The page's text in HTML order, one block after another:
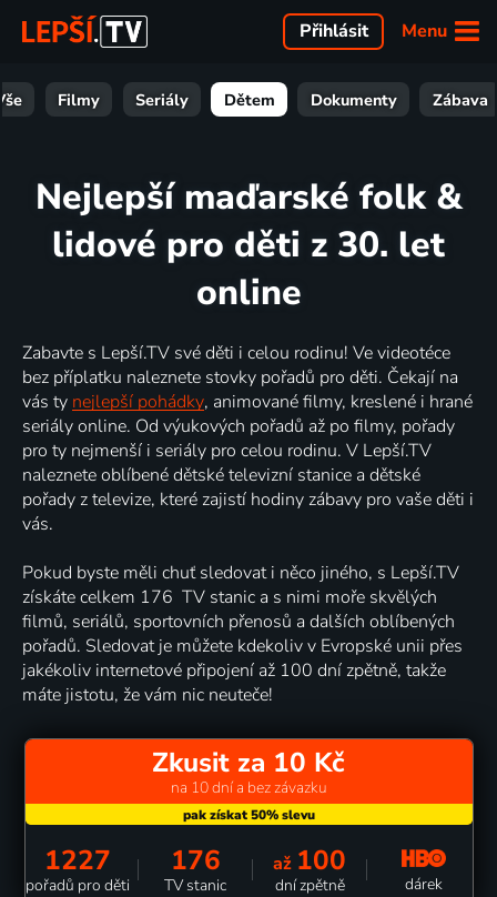
Menu
Přihlásit
Filmy Seriály Dětem Dokumenty Zábava
Nejlepší maďarské folk &
lidové pro děti z 30. let
online
Zabavte s Lepší.TV své děti i celou rodinu! Ve videotéce
bez příplatku naleznete stovky pořadů pro děti. Čekají na
vás ty nejlepší pohádky, animované filmy, kreslené i hrané
seriály online. Od výukových pořadů až po filmy, pořady
pro ty nejmenší i seriály pro celou rodinu. V Lepší.TV
naleznete oblíbené dětské televizní stanice a dětské
pořady z televize, které zajistí hodiny zábavy pro vaše děti i
vás.
Pokud byste měli chuť sledovat i něco jiného, s Lepší.TV
získáte celkem 176 TV stanic a s nimi moře skvělých
filmů, seriálů, sportovních přenosů a dalších oblíbených
pořadů. Sledovat je můžete kdekoliv v Evropské unii přes
jakékoliv internetové připojení až 100 dní zpětně, takže
máte jistotu, že vám nic neuteče!
Zkusit za 10 Kč
na 10 dní a bez závazku
1227
pořadů pro děti
176
TV stanic
až 100
dní zpětně dárek